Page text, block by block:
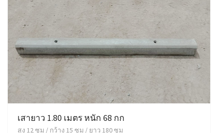
เสายาว 1.80 เมตร หนัก 68 กก
สูง 12 ซม / กว้าง 15 ซม / ยาว 180 ซม